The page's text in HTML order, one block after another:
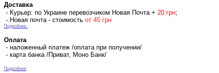
Доставка
- Курьер: по Украине перевозчиком Новая Почта + 20 грн;
- Новая почта - стоимость от 45 грн
Подробнее
Оплата
- наложенный платеж /оплата при получении/
- карта банка /Приват, Моно Банк/
Подробнее